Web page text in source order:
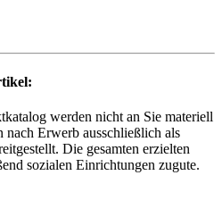
werden nicht an Sie materiell
nach Erwerb ausschließlich als
Die gesamten erzielten
sozialen Einrichtungen zugute.